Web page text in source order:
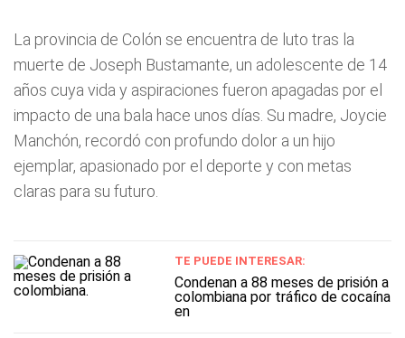
La provincia de Colón se encuentra de luto tras la
muerte de Joseph Bustamante, un adolescente de 14
años cuya vida y aspiraciones fueron apagadas por el
impacto de una bala hace unos días. Su madre, Joycie
Manchón, recordó con profundo dolor a un hijo
ejemplar, apasionado por el deporte y con metas
claras para su futuro.
TE PUEDE INTERESAR:
Condenan a 88 meses de prisión a
colombiana por tráfico de cocaína
en